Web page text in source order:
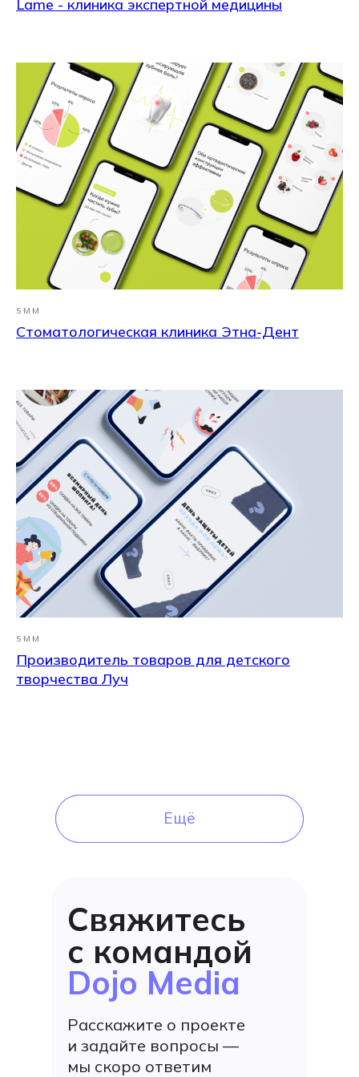
Lame - клиника экспертной медицины
SMM
Стоматологическая клиника Этна-Дент
SMM
Производитель товаров для детского
творчества Луч
Ещё
Ещё
Есть идея?
Обсудим
Расскажите о проекте и
задайте вопросы — мы скоро
ответим
Dojo Media
Свяжитесь
с командой
Расскажите о проекте
и задайте вопросы —
мы скоро ответим